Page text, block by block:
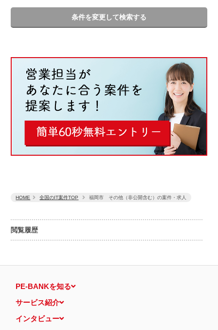
閲覧履歴
HOME 全国のIT案件TOP 福岡市 その他（非公開含む）の案件・求人
条件を変更して検索する
PE-BANKを知る
サービス紹介
インタビュー